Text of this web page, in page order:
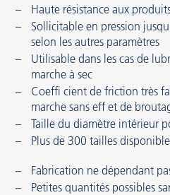
Haute résistance aux
Sollicitable en pression
selon les autres paramètres
Utilisable dans les cas de
marche à sec
Coeffi cient de friction très
marche sans eff et de
Taille du diamètre intérieur
Plus de 300 tailles
Fabrication ne dépendant
Petites quantités possibles